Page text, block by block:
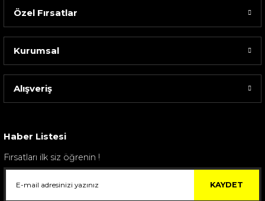
Sarev Elfıda Flanel Nevresim Takımı Çift Kişili...
Özel Fırsatlar
Kurumsal
Alışveriş
Haber Listesi
Fırsatları ilk siz öğrenin !
KAYDET